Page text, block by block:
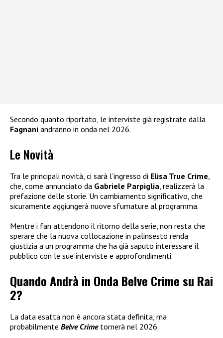
Secondo quanto riportato, le interviste già registrate dalla
Fagnani andranno in onda nel 2026.
Le Novità
Tra le principali novità, ci sarà l’ingresso di Elisa True Crime,
che, come annunciato da Gabriele Parpiglia, realizzerà la
prefazione delle storie. Un cambiamento significativo, che
sicuramente aggiungerà nuove sfumature al programma.
Mentre i fan attendono il ritorno della serie, non resta che
sperare che la nuova collocazione in palinsesto renda
giustizia a un programma che ha già saputo interessare il
pubblico con le sue interviste e approfondimenti.
Quando Andrà in Onda Belve Crime su Rai
2?
La data esatta non è ancora stata definita, ma
probabilmente Belve Crimetornerà nel 2026.